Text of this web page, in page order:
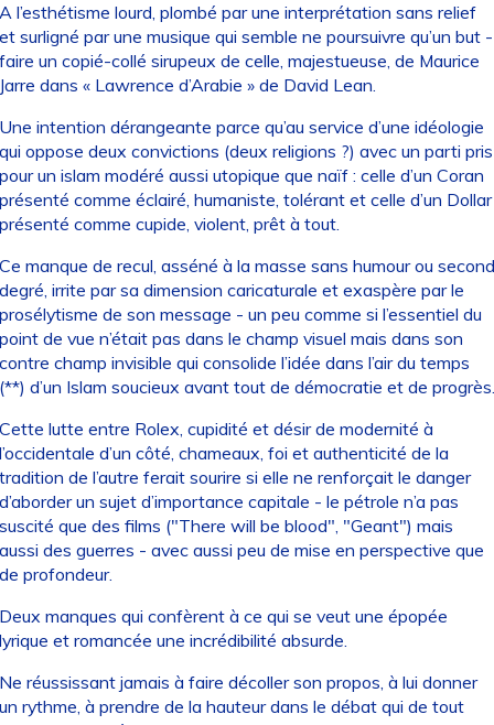
l’esthétisme lourd, plombé par une interprétation sans relief
surligné par une musique qui semble ne poursuivre qu’un but -
un copié-collé sirupeux de celle, majestueuse, de Maurice
dans « Lawrence d’Arabie » de David Lean.
intention dérangeante parce qu’au service d’une idéologie
oppose deux convictions (deux religions ?) avec un parti pris
un islam modéré aussi utopique que naïf : celle d’un Coran
comme éclairé, humaniste, tolérant et celle d’un Dollar
comme cupide, violent, prêt à tout.
manque de recul, asséné à la masse sans humour ou second
irrite par sa dimension caricaturale et exaspère par le
de son message - un peu comme si l’essentiel du
de vue n’était pas dans le champ visuel mais dans son
champ invisible qui consolide l’idée dans l’air du temps
d’un Islam soucieux avant tout de démocratie et de progrès.
lutte entre Rolex, cupidité et désir de modernité à
d’un côté, chameaux, foi et authenticité de la
de l’autre ferait sourire si elle ne renforçait le danger
un sujet d’importance capitale - le pétrole n’a pas
que des films ("There will be blood", "Geant") mais
des guerres - avec aussi peu de mise en perspective que
profondeur.
manques qui confèrent à ce qui se veut une épopée
et romancée une incrédibilité absurde.
réussissant jamais à faire décoller son propos, à lui donner
rythme, à prendre de la hauteur dans le débat qui de tout